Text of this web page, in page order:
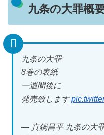
九条の大罪概
九条の大罪
8巻の表紙
一週間後に
発売致します
— 真鍋昌平 九条の大